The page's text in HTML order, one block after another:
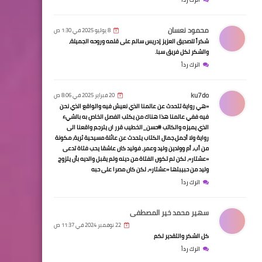
محمود نعسان 8 يوليو 2025 في 1:30 ص
شكراً للصديق العزيز إدريس سالم على قلمه وروحه الجميلة،
والشكر لكل فريق سبا.
اترك رداً
ku7do 20 فبراير 2025 في 8:06 ص
«هي رواية تتحدث عن عالمنا الذي نعيش فيه والواقع الذي نحن
فيه ففي عالمنا هذا هناك من يكتب الفصل الخاص به بالشيء
الذي يميزه والكاتب #حسن_الخطيب قرر ان يترجم واقعنا الى
رواية ولا أجمل.جمال الكتاب يتحدث عن عائلة مسيحية ثرية، مكونة
من أب، أم وولدين وليد وعمر، فوليد كان عاشقا يحب فتاة تدعى
«عشتار»، لكن لم تكون الفتاة من دينه ولم يقبل والديه بأن يتزوج
وليد من حبيبتها «عشتار»، لكن كان مصرا على حبه
اترك رداً
سهير محمد خير المصطفى
22 نوفمبر 2024 في 11:37 ص
كل الشكر والتقدير لكم
اترك رداً